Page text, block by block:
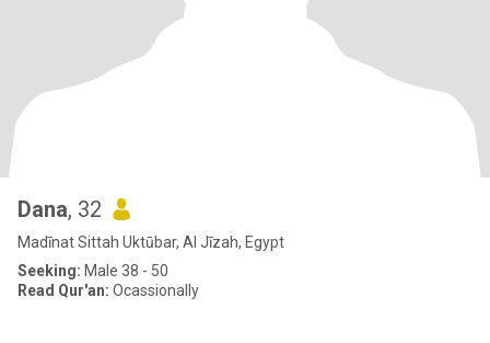
Dana, 32
Madīnat Sittah Uktūbar, Al Jīzah, Egypt
Seeking: Male 38 - 50
Read Qur'an: Ocassionally